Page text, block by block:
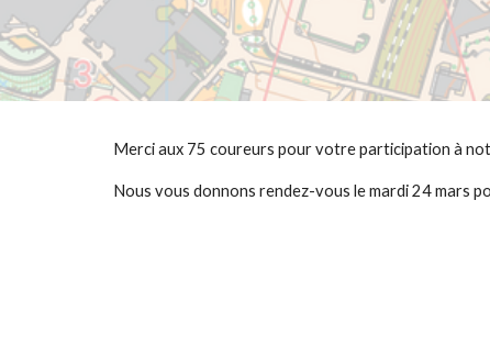
Merci aux 75 coureurs pour votre participation à
Nous vous donnons rendez-vous le mardi 24 mars